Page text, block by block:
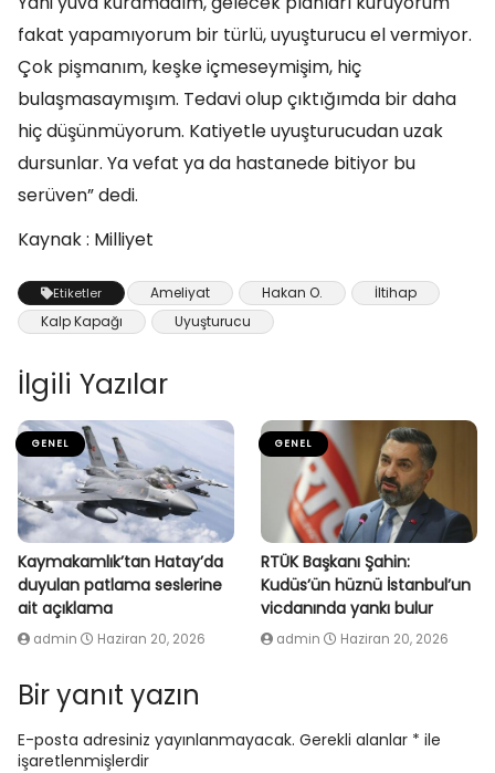
fakat yapamıyorum bir türlü, uyuşturucu el vermiyor.
Çok pişmanım, keşke içmeseymişim, hiç
bulaşmasaymışım. Tedavi olup çıktığımda bir daha
hiç düşünmüyorum. Katiyetle uyuşturucudan uzak
dursunlar. Ya vefat ya da hastanede bitiyor bu
serüven” dedi.
Kaynak : Milliyet
Etiketler Ameliyat Hakan O.
İltihap
Kalp Kapağı
Uyuşturucu
İlgili Yazılar
GENEL
Kaymakamlık’tan Hatay’da
duyulan patlama seslerine
ait açıklama
admin Haziran 20, 2026
GENEL
RTÜK Başkanı Şahin:
Kudüs’ün hüznü İstanbul’un
vicdanında yankı bulur
admin Haziran 20, 2026
Bir yanıt yazın
E-posta adresiniz yayınlanmayacak. Gerekli alanlar * ile
işaretlenmişlerdir